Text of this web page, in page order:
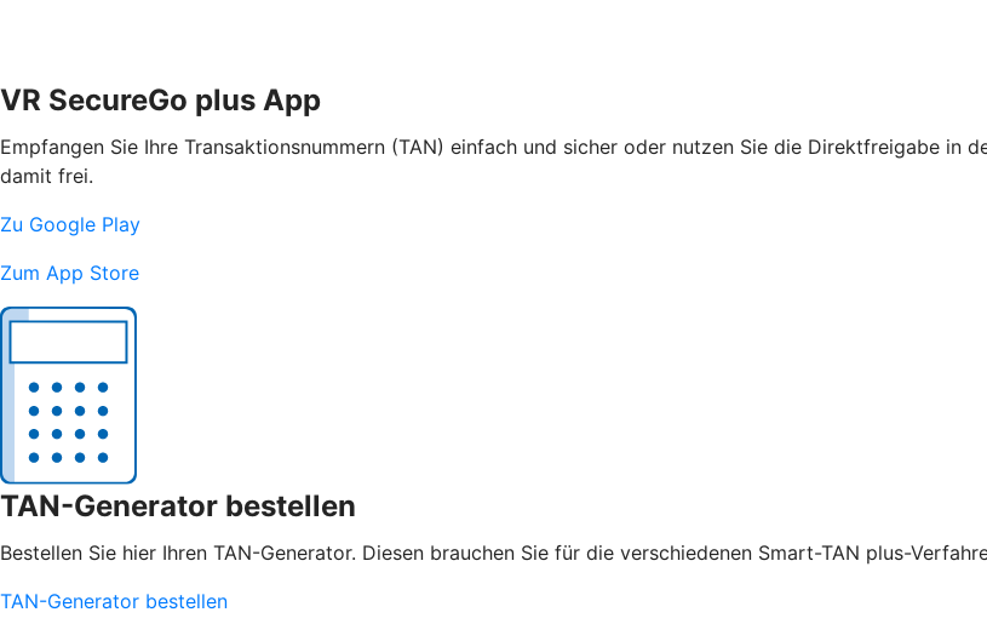
VR SecureGo plus App
Empfangen Sie Ihre Transaktionsnummern (TAN) einfach und sicher oder nutzen Sie die Direktfreigabe in
damit frei.
Zu Google Play
Zum App Store
TAN-Generator bestellen
Bestellen Sie hier Ihren TAN-Generator. Diesen brauchen Sie für die verschiedenen Smart-TAN plus-
TAN-Generator bestellen